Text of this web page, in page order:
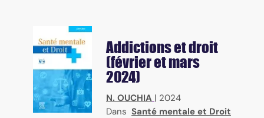
Addictions et droit
(février et mars
2024)
N. OUCHIA | 2024
Dans Santé mentale et Droit